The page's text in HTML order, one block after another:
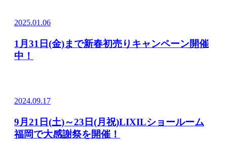
2025.01.06
1月31日(金)まで新春初売りキャンペーン開催
中！
2024.09.17
9月21日(土)～23日(月祝)LIXILショールーム
福岡で大感謝祭を開催！